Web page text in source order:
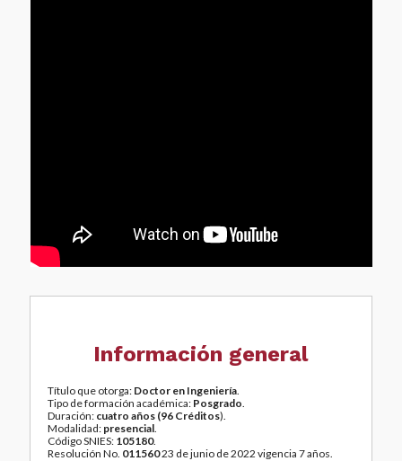
Información general
Título que otorga: Doctor en Ingeniería.
Tipo de formación académica: Posgrado.
Duración: cuatro años (96 Créditos).
Modalidad: presencial.
Código SNIES: 105180.
Resolución No. 01156023 de junio de 2022 vigencia 7 años.